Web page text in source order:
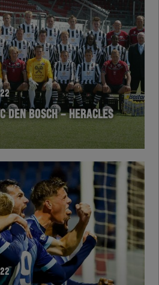
DEN BOSCH – HERACLES